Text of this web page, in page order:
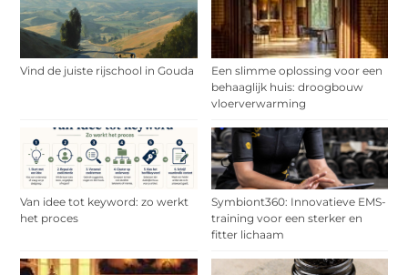
Vind de juiste rijschool in Gouda
Een slimme oplossing voor een
behaaglijk huis: droogbouw
vloerverwarming
Van idee tot keyword: zo werkt
het proces
Symbiont360: Innovatieve EMS-
training voor een sterker en
fitter lichaam